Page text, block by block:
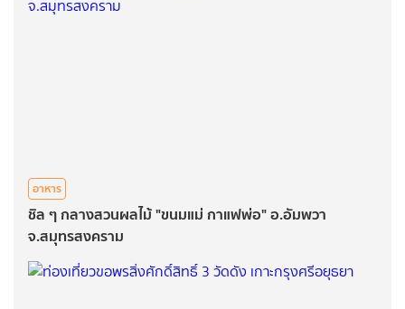
อาหาร
ชิล ๆ กลางสวนผลไม้ "ขนมแม่ กาแฟพ่อ" อ.อัมพวา
จ.สมุทรสงคราม